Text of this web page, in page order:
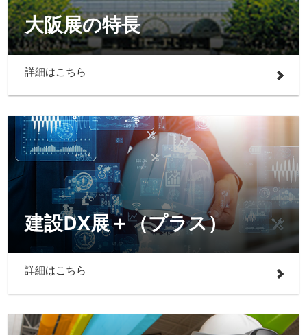
大阪展の特長
詳細はこちら
建設DX展＋（プラス）
詳細はこちら